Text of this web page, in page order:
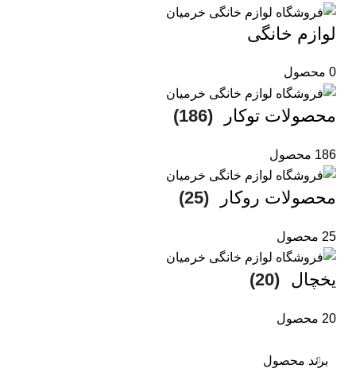
لوازم خانگی
0 محصول
محصولات توکار (186)
186 محصول
محصولات روکار (25)
25 محصول
یخچال (20)
20 محصول
برند محصول